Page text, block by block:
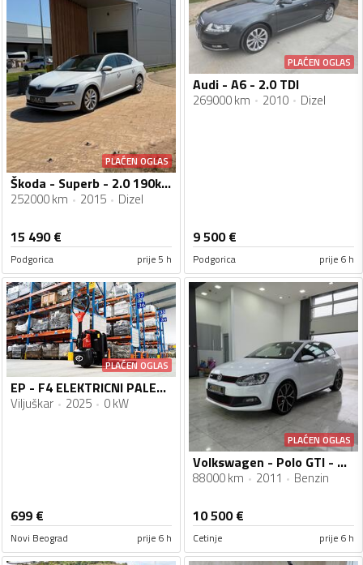
PLAĆEN OGLAS
Škoda - Superb - 2.0 190ks 4x4
252000 km 2015 Dizel
15 490€
Podgorica prije 5 h
PLAĆEN OGLAS
Audi - A6 - 2.0 TDI
269000 km 2010 Dizel
9 500€
Podgorica prije 6 h
PLAĆEN OGLAS
EP - F4 ELEKTRICNI PALETAR
Viljuškar 2025 0 kW
699 €
Novi Beograd prije 6 h
PLAĆEN OGLAS
Volkswagen - Polo GTI - DSG
88000 km 2011 Benzin
10 500€
Cetinje prije 6 h